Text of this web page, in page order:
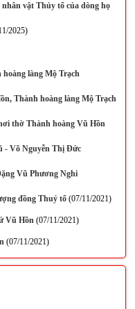
vật Thủy tổ của dòng họ
2025)
làng Mộ Trạch
Thành hoàng làng Mộ Trạch
thờ Thành hoàng Vũ Hồn
- Võ Nguyễn Thị Đức
Vũ Phương Nghi
đồng Thuỷ tổ(07/11/2021)
Vũ Hồn(07/11/2021)
(07/11/2021)